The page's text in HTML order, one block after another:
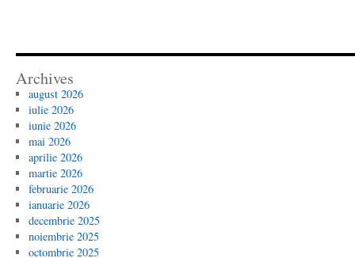
Archives
august 2026
iulie 2026
iunie 2026
mai 2026
aprilie 2026
martie 2026
februarie 2026
ianuarie 2026
decembrie 2025
noiembrie 2025
octombrie 2025